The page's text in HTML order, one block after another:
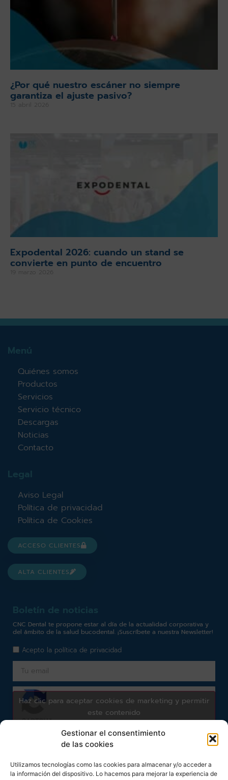
Gestionar el consentimiento
de las cookies
Utilizamos tecnologías como las cookies para almacenar y/o acceder a
la información del dispositivo. Lo hacemos para mejorar la experiencia de
¿Por qué nuestro escáner no siempre
garantiza el ajuste pasivo?
15 abril 2026
Expodental 2026: cuando un stand se
convierte en punto de encuentro
19 marzo 2026
Menú
Quiénes somos
Productos
Servicios
Servicio técnico
Descargas
Noticias
Contacto
Legal
Aviso Legal
Política de privacidad
Política de Cookies
ACCESO CLIENTES
ALTA CLIENTES
Boletín de noticias
CNC Dental te propone estar al día de la actualidad corporativa y
del ámbito de la salud bucodental. ¡Suscríbete a nuestra Newsletter!
Acepto la política de privacidad
Haz clic para aceptar cookies de marketing y permitir
este contenido
Subscribirme